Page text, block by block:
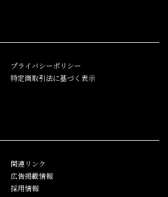
プライバシーポリシー
特定商取引法に基づく表示
関連リンク
広告掲載情報
採用情報